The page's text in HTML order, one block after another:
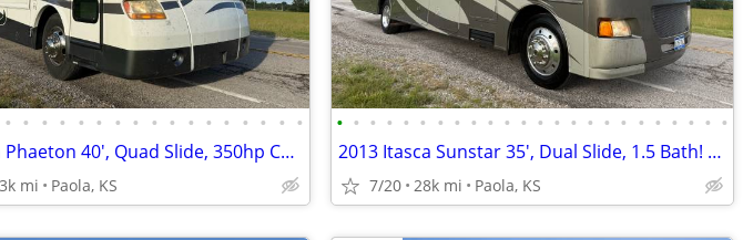
• • • • • • • • • • • • • • • • •
2005 Tiffin Phaeton 40', Quad Slide, 350hp Cat, OBO
mi Paola, KS
• • • • • • • • • • • • • • • • • • • • • • • •
2013 Itasca Sunstar 35', Dual Slide, 1.5 Bath! OBO
7/20 28k mi Paola, KS